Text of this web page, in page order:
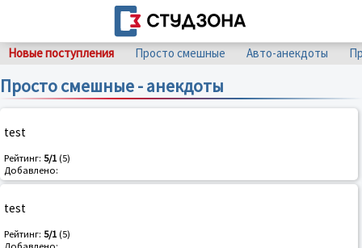
Новые поступления Просто смешные Авто-анекдоты
Просто смешные - анекдоты
test
Рейтинг: 5/1 (5)
Добавлено:
test
Рейтинг: 5/1 (5)